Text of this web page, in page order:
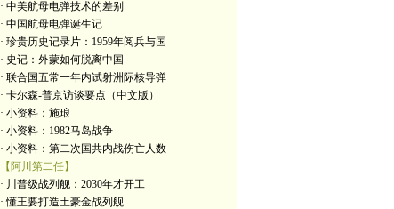
· 中美航母电弹技术的差别
· 中国航母电弹诞生记
· 珍贵历史记录片：1959年阅兵与国
· 史记：外蒙如何脱离中国
· 联合国五常一年内试射洲际核导弹
· 卡尔森-普京访谈要点（中文版）
· 小资料：施琅
· 小资料：1982马岛战争
· 小资料：第二次国共内战伤亡人数
【阿川第二任】
· 川普级战列舰：2030年才开工
· 懂王要打造土豪金战列舰